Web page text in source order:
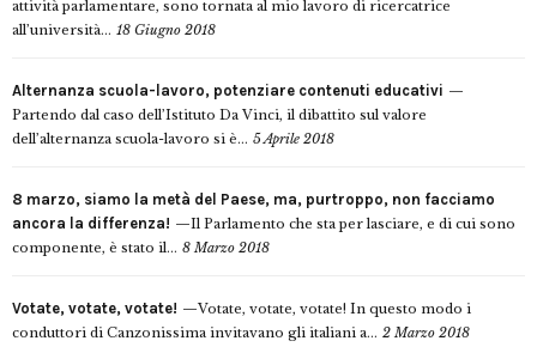
attività parlamentare, sono tornata al mio lavoro di ricercatrice
all’università... 18 Giugno 2018
Alternanza scuola-lavoro, potenziare contenuti educativi
Partendo dal caso dell’Istituto Da Vinci, il dibattito sul valore
dell’alternanza scuola-lavoro si è... 5 Aprile 2018
8 marzo, siamo la metà del Paese, ma, purtroppo, non facciamo
ancora la differenza!
Il Parlamento che sta per lasciare, e di cui sono
componente, è stato il... 8 Marzo 2018
Votate, votate, votate!
Votate, votate, votate! In questo modo i
conduttori di Canzonissima invitavano gli italiani a... 2 Marzo 2018